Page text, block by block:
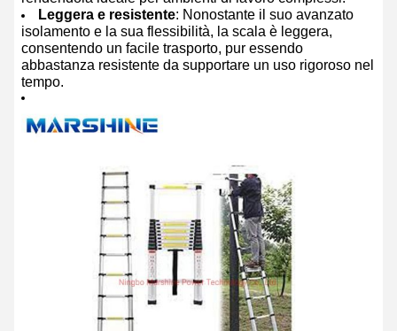
Leggera e resistente: Nonostante il suo avanzato
isolamento e la sua flessibilità, la scala è leggera,
consentendo un facile trasporto, pur essendo
abbastanza resistente da supportare un uso rigoroso nel
tempo.